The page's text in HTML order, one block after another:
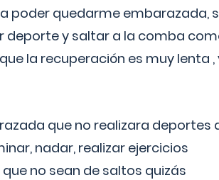
poder quedarme embarazada,
deporte y saltar a la comba
la recuperación es muy lenta ,
que no realizara deportes
nadar, realizar ejercicios
no sean de saltos quizás